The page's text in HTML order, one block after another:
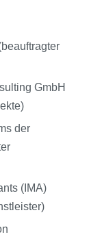
GmbH
der
(IMA)